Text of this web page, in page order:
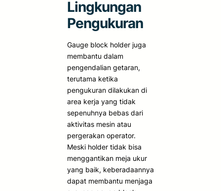
Lingkungan
Pengukuran
Gauge block holder juga
membantu dalam
pengendalian getaran,
terutama ketika
pengukuran dilakukan di
area kerja yang tidak
sepenuhnya bebas dari
aktivitas mesin atau
pergerakan operator.
Meski holder tidak bisa
menggantikan meja ukur
yang baik, keberadaannya
dapat membantu menjaga